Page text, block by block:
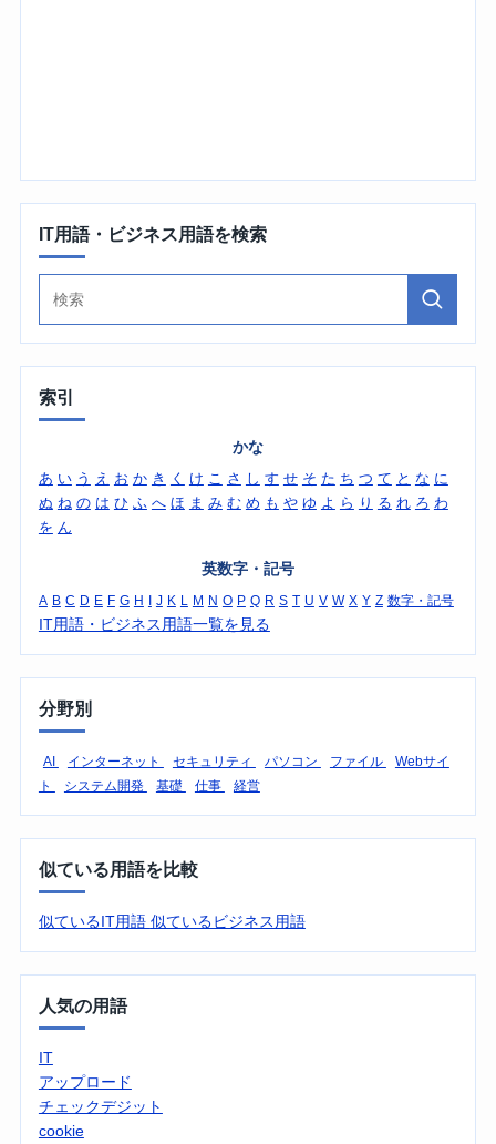
IT用語・ビジネス用語を検索
索引
かな
あ い う え お か き く け こ さ し す せ そ た ち つ て と な に
ぬ ね の は ひ ふ へ ほ ま み む め も や ゆ よ ら り る れ ろ わ
を ん
英数字・記号
A B C D E F G H J K L M N O P Q R S T U V W X Y Z 数字・記号
IT用語・ビジネス用語一覧を見る
分野別
AI インターネット セキュリティ パソコン ファイル
Webサイ
ト
システム開発 基礎 仕事 経営
似ている用語を比較
似ているIT用語 似ているビジネス用語
人気の用語
IT
アップロード
チェックデジット
cookie